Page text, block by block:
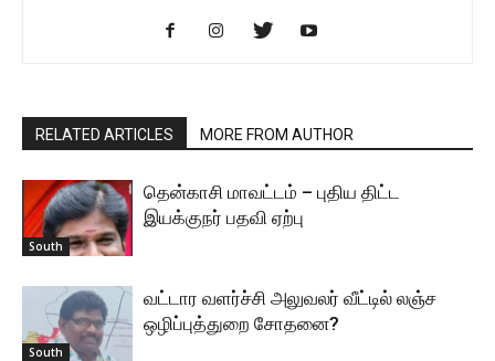
RELATED ARTICLES MORE FROM AUTHOR
South
தென்காசி மாவட்டம் – புதிய திட்ட
இயக்குநர் பதவி ஏற்பு
South
வட்டார வளர்ச்சி அலுவலர் வீட்டில் லஞ்ச
ஒழிப்புத்துறை சோதனை?